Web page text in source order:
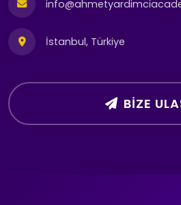
İstanbul, Türkiye
BIZE